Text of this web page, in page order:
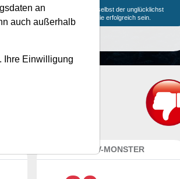
60.7 % Wahrscheinlichkeit wird selbst der unglücklichst
agierende Trader mit dieser Aktie erfolgreich sein.
KUV-MONSTER
an
auch außerhalb
Ihre Einwilligung